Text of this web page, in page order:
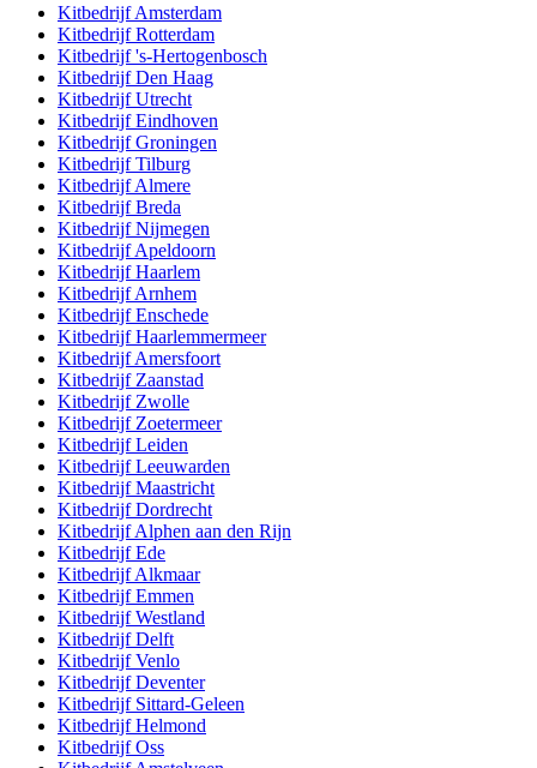
KitbedrijfAmsterdam
KitbedrijfRotterdam
Kitbedrijf's-Hertogenbosch
KitbedrijfDen Haag
KitbedrijfUtrecht
KitbedrijfEindhoven
KitbedrijfGroningen
KitbedrijfTilburg
KitbedrijfAlmere
KitbedrijfBreda
KitbedrijfNijmegen
KitbedrijfApeldoorn
KitbedrijfHaarlem
KitbedrijfArnhem
KitbedrijfEnschede
KitbedrijfHaarlemmermeer
KitbedrijfAmersfoort
Kitbedrijf Zaanstad
Kitbedrijf Zwolle
Kitbedrijf Zoetermeer
KitbedrijfLeiden
KitbedrijfLeeuwarden
KitbedrijfMaastricht
KitbedrijfDordrecht
KitbedrijfAlphen aan den Rijn
KitbedrijfEde
KitbedrijfAlkmaar
KitbedrijfEmmen
KitbedrijfWestland
KitbedrijfDelft
KitbedrijfVenlo
KitbedrijfDeventer
Kitbedrijf Sittard-Geleen
KitbedrijfHelmond
KitbedrijfOss